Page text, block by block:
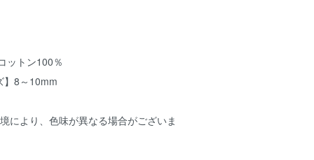
ットン100％
】8～10mm
により、色味が異なる場合がございま